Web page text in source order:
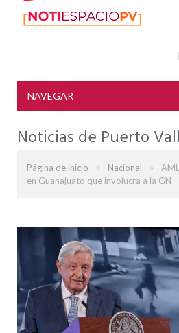
NAVEGAR
Noticias de Puerto
Página de inicio » Nacional »
en Guanajuato que involucra a la GN